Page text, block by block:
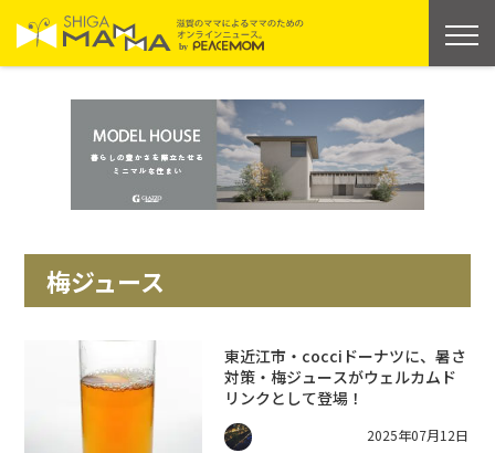
梅ジュース
東近江市・cocciドーナツに、暑さ
対策・梅ジュースがウェルカムド
リンクとして登場！
2025年07月12日